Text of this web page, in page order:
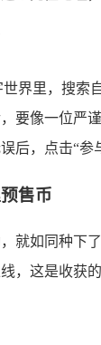
界里，搜索
要像一位严
后，点击“参
售币
就如同种下
，这是收获